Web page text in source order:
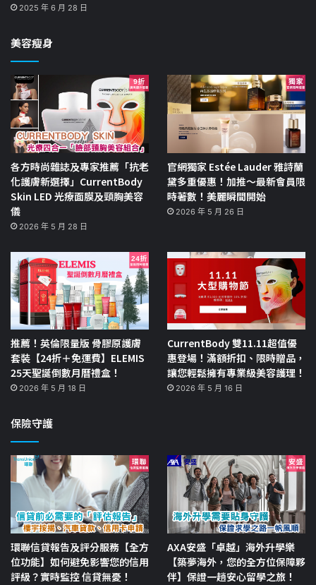
2025 年 6 月 28 日
美容瘦身
各方時尚雜誌及專家推薦「抗老
化護膚新選擇」CurrentBody
Skin LED 光療面膜及頸胸美容
儀
2026 年 5 月 28 日
官網獨家 Estée Lauder 雅詩蘭
黛多重優惠！加推～最新會員限
時著數！美麗瞬間開始
2026 年 5 月 26 日
推薦！英倫限量版 骨膠原護膚
套裝【24折＋免運費】ELEMIS
25天聖誕倒數月曆禮盒！
2026 年 5 月 18 日
CurrentBody 雙11.11超值優
惠登場！滿額折扣、限時贈品，
讓您輕鬆擁有專業級美容護理！
2026 年 5 月 16 日
保險守護
環聯信貸報告及評分服務【全方
位功能】如何避免影響您的信用
評級？實時監控 信貸無憂！
AXA安盛「卓越」海外升學樂
【築夢海外，您的全方位保障夥
伴】保證一趟安心留學之旅！